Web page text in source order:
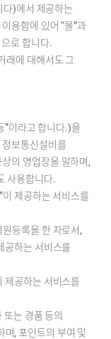
다)에서 제공하는
용함에 있어 “몰”과
로 합니다.
래에 대해서도 그
”이라고 합니다.)을
보통신설비를
의 영업장을 말하며,
사용합니다.
이 제공하는 서비스를
원등록을 한 자로서,
공하는 서비스를
제공하는 서비스를
는 경품 등의
며, 포인트의 부여 및